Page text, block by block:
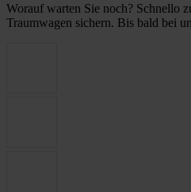
Worauf warten Sie noch? Schnello
Traumwagen sichern. Bis bald bei